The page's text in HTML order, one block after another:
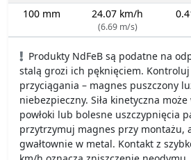
100 mm 24.07 km/h
(6.69 m/s)
Produkty NdFeB są podatne na
stalą grozi ich pęknięciem.
przyciągania – magnes puszczony
niebezpieczny. Siła kinetyczna może
powłoki lub bolesne uszczypnięcia
przytrzymuj magnes przy montażu,
gwałtownie w metal. Kontakt z